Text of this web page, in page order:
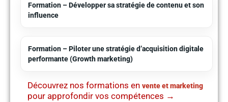
Formation – Développer sa stratégie de contenu et son
influence
Formation – Piloter une stratégie d’acquisition digitale
performante (Growth marketing)
Découvrez nos formations en vente et marketing
pour approfondir vos compétences →